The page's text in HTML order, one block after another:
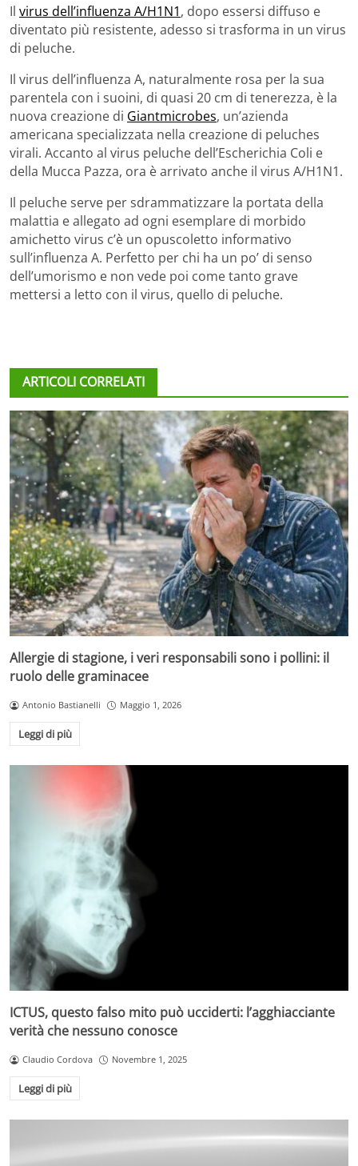
Il virus dell’influenza A/H1N1, dopo essersi diffuso e
diventato più resistente, adesso si trasforma in un virus
di peluche.
Il virus dell’influenza A, naturalmente rosa per la sua
parentela con i suoini, di quasi 20 cm di tenerezza, è la
nuova creazione di Giantmicrobes, un’azienda
americana specializzata nella creazione di peluches
virali. Accanto al virus peluche dell’Escherichia Coli e
della Mucca Pazza, ora è arrivato anche il virus A/H1N1.
Il peluche serve per sdrammatizzare la portata della
malattia e allegato ad ogni esemplare di morbido
amichetto virus c’è un opuscoletto informativo
sull’influenza A. Perfetto per chi ha un po’ di senso
dell’umorismo e non vede poi come tanto grave
mettersi a letto con il virus, quello di peluche.
ARTICOLI CORRELATI
Allergie di stagione, i veri responsabili sono i pollini: il
ruolo delle graminacee
Antonio Bastianelli Maggio 1, 2026
Leggi di più
ICTUS, questo falso mito può ucciderti: l’agghiacciante
verità che nessuno conosce
Claudio Cordova Novembre 1, 2025
Leggi di più